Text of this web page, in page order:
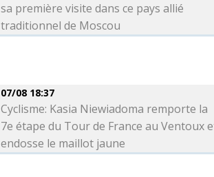
sa première visite dans ce pays allié
traditionnel de Moscou
07/08 18:37
Cyclisme: Kasia Niewiadoma remporte la
7e étape du Tour de France au Ventoux
endosse le maillot jaune